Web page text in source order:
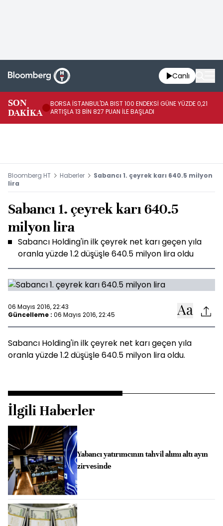
Canlı
SON
DAKİKA
BORSA İSTANBUL'DA BIST 100 ENDEKSİ GÜNE YÜZDE 0,21
ARTIŞLA 13 BİN 827 PUAN İLE BAŞLADI
Bloomberg HT Haberler
Sabancı 1. çeyrek karı 640.5 milyon
lira
Sabancı 1. çeyrek karı 640.5
milyon lira
Sabancı Holding'in ilk çeyrek net karı geçen yıla
oranla yüzde 1.2 düşüşle 640.5 milyon lira oldu
06 Mayıs 2016, 22:43
Güncelleme : 06 Mayıs 2016, 22:45
Sabancı Holding'in ilk çeyrek net karı geçen yıla
oranla yüzde 1.2 düşüşle 640.5 milyon lira oldu.
İlgili Haberler
Yabancı yatırımcının tahvil alımı altı ayın
zirvesinde